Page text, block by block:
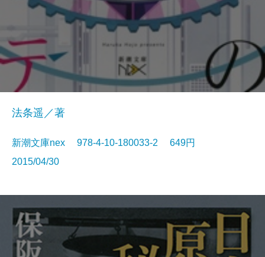
法条遥／著
新潮文庫nex 978-4-10-180033-2 649円
2015/04/30